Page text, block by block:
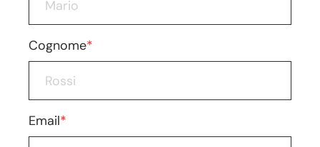
Cognome*
Email*